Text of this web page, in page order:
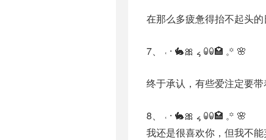
在那么多疲惫得抬不起头的
7、 ˓ ⸱ 🐇🎀 ៹ ꐑꐑ🏩 𓈒꙳ 🌸
终于承认，有些爱注定要
8、 ˓ ⸱ 🐇🎀 ៹ ꐑꐑ🏩 𓈒꙳ 🌸
我还是很喜欢你，但我不